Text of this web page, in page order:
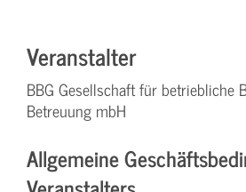
Veranstalter
BBG Gesellschaft für betriebliche
Betreuung mbH
Allgemeine